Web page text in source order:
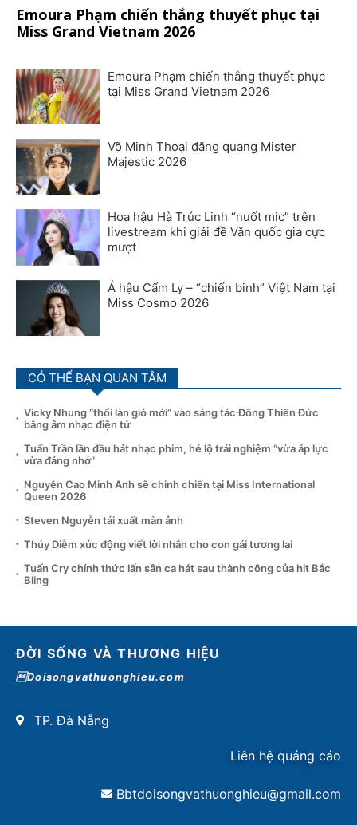
Emoura Phạm chiến thắng thuyết phục tại
Miss Grand Vietnam 2026
Emoura Phạm chiến thắng thuyết phục
tại Miss Grand Vietnam 2026
Võ Minh Thoại đăng quang Mister
Majestic 2026
Hoa hậu Hà Trúc Linh “nuốt mic” trên
livestream khi giải đề Văn quốc gia cực
mượt
Á hậu Cẩm Ly – “chiến binh” Việt Nam tại
Miss Cosmo 2026
CÓ THỂ BẠN QUAN TÂM
Vicky Nhung “thổi làn gió mới” vào sáng tác Đông Thiên Đức
bằng âm nhạc điện tử
Tuấn Trần lần đầu hát nhạc phim, hé lộ trải nghiệm “vừa áp lực
vừa đáng nhớ”
Nguyễn Cao Minh Anh sẽ chinh chiến tại Miss International
Queen 2026
Steven Nguyễn tái xuất màn ảnh
Thúy Diễm xúc động viết lời nhắn cho con gái tương lai
Tuấn Cry chính thức lấn sân ca hát sau thành công của hit Bắc
Bling
ĐỜI SỐNG VÀ THƯƠNG HIỆU
Doisongvathuonghieu.com
TP. Đà Nẵng
Liên hệ quảng cáo
Bbtdoisongvathuonghieu@gmail.com